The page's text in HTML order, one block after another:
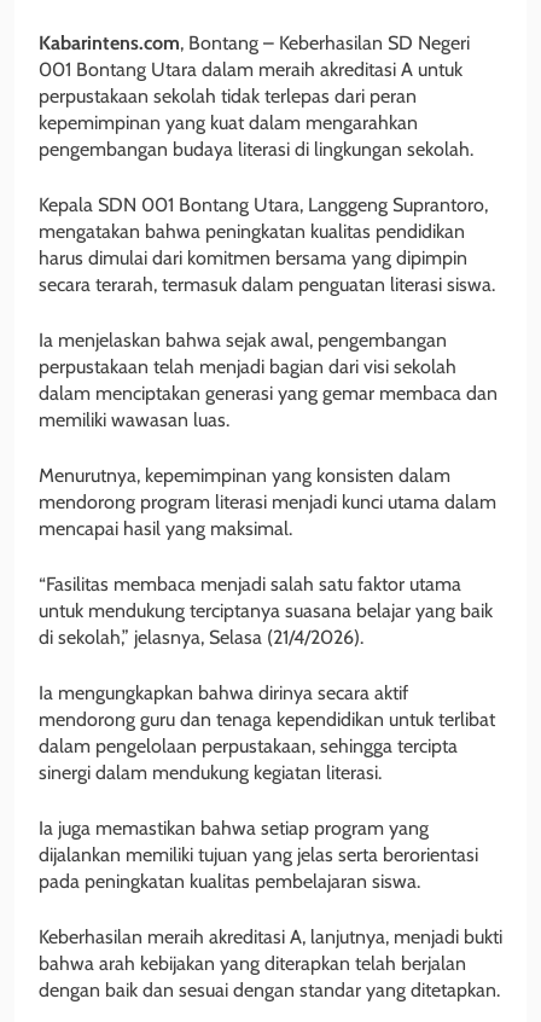
Kabarintens.com, Bontang – Keberhasilan SD Negeri
001 Bontang Utara dalam meraih akreditasi A untuk
perpustakaan sekolah tidak terlepas dari peran
kepemimpinan yang kuat dalam mengarahkan
pengembangan budaya literasi di lingkungan sekolah.
Kepala SDN 001 Bontang Utara, Langgeng Suprantoro,
mengatakan bahwa peningkatan kualitas pendidikan
harus dimulai dari komitmen bersama yang dipimpin
secara terarah, termasuk dalam penguatan literasi siswa.
Ia menjelaskan bahwa sejak awal, pengembangan
perpustakaan telah menjadi bagian dari visi sekolah
dalam menciptakan generasi yang gemar membaca dan
memiliki wawasan luas.
Menurutnya, kepemimpinan yang konsisten dalam
mendorong program literasi menjadi kunci utama dalam
mencapai hasil yang maksimal.
“Fasilitas membaca menjadi salah satu faktor utama
untuk mendukung terciptanya suasana belajar yang baik
di sekolah,” jelasnya, Selasa (21/4/2026).
Ia mengungkapkan bahwa dirinya secara aktif
mendorong guru dan tenaga kependidikan untuk terlibat
dalam pengelolaan perpustakaan, sehingga tercipta
sinergi dalam mendukung kegiatan literasi.
Ia juga memastikan bahwa setiap program yang
dijalankan memiliki tujuan yang jelas serta berorientasi
pada peningkatan kualitas pembelajaran siswa.
Keberhasilan meraih akreditasi A, lanjutnya, menjadi bukti
bahwa arah kebijakan yang diterapkan telah berjalan
dengan baik dan sesuai dengan standar yang ditetapkan.